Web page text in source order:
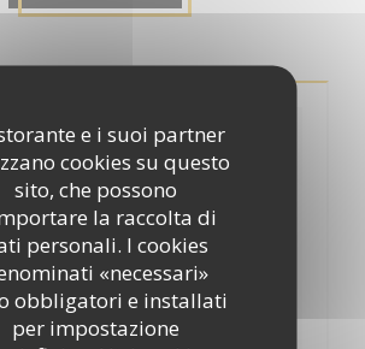
e i suoi partner
cookies su questo
sito, che possono
la raccolta di
personali. I cookies
«necessari»
obbligatori e installati
per impostazione